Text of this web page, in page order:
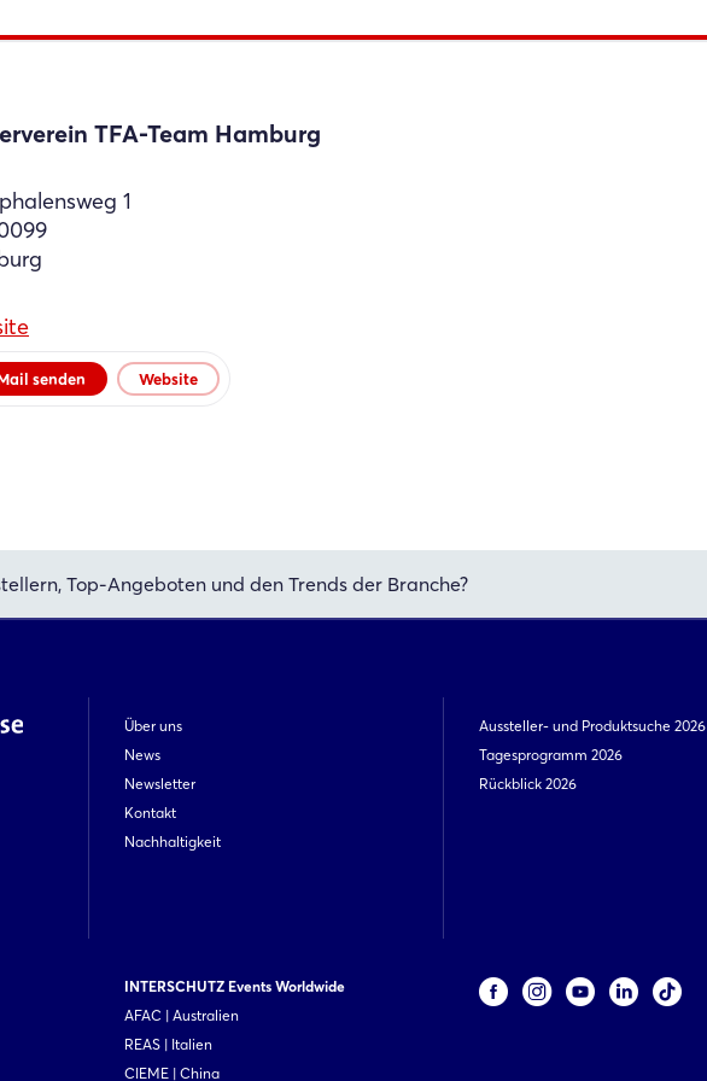
TFA-Team Hamburg
1
senden Website
Top-Angeboten und den Trends der Branche?
Über uns
News
Newsletter
Kontakt
Nachhaltigkeit
Aussteller- und Produktsuche 2026
Tagesprogramm 2026
Rückblick 2026
INTERSCHUTZ Events Worldwide
AFAC | Australien
REAS | Italien
CIEME | China